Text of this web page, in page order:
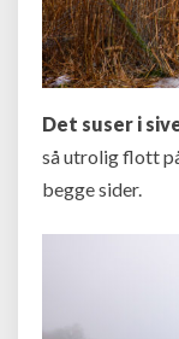
Det suser i
så utrolig flott
begge sider.